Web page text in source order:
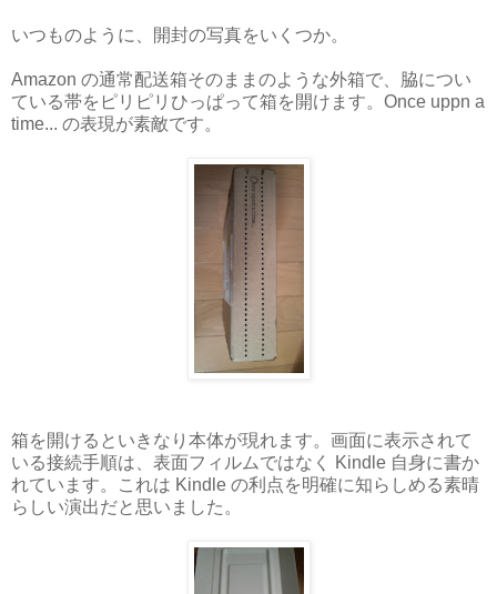
いつものように、開封の写真をいくつか。
Amazon の通常配送箱そのままのような外箱で、脇につい
ている帯をピリピリひっぱって箱を開けます。Once uppn a
time... の表現が素敵です。
箱を開けるといきなり本体が現れます。画面に表示されて
いる接続手順は、表面フィルムではなく Kindle 自身に書か
れています。これは Kindle の利点を明確に知らしめる素晴
らしい演出だと思いました。